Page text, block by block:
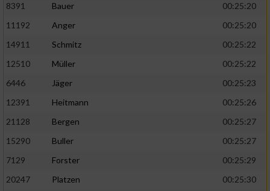
8391
Bauer
00:25:20
11192
Anger
00:25:20
14911
Schmitz
00:25:22
12510
Müller
00:25:22
6446
Jäger
00:25:23
12391
Heitmann
00:25:26
21128
Bergen
00:25:27
15290
Buller
00:25:27
7129
Forster
00:25:29
20247
Platzen
00:25:30